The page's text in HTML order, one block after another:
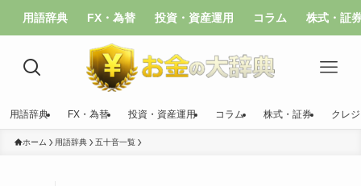
用語辞典 FX・為替 投資・資産運用 コラム 株式・証
用語辞典 FX・為替 投資・資産運用 コラム 株式・証券 クレ
ホーム 用語辞典 五十音一覧